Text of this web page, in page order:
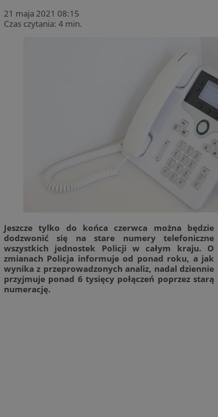
21 maja 2021 08:15
Czas czytania: 4 min.
Jeszcze tylko do końca czerwca można będzie
dodzwonić się na stare numery telefoniczne
wszystkich jednostek Policji w całym kraju. O
zmianach Policja informuje od ponad roku, a jak
wynika z przeprowadzonych analiz, nadal dziennie
przyjmuje ponad 6 tysięcy połączeń poprzez starą
numerację.